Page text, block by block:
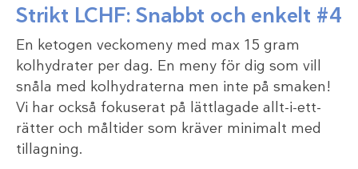
Strikt LCHF: Snabbt och enkelt #4
En ketogen veckomeny med max 15 gram
kolhydrater per dag. En meny för dig som vill
snåla med kolhydraterna men inte på smaken!
Vi har också fokuserat på lättlagade allt-i-ett-
rätter och måltider som kräver minimalt med
tillagning.